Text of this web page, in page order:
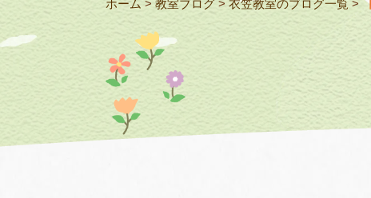
ホーム > 教室ブログ > 衣笠教室のブログ一覧 >